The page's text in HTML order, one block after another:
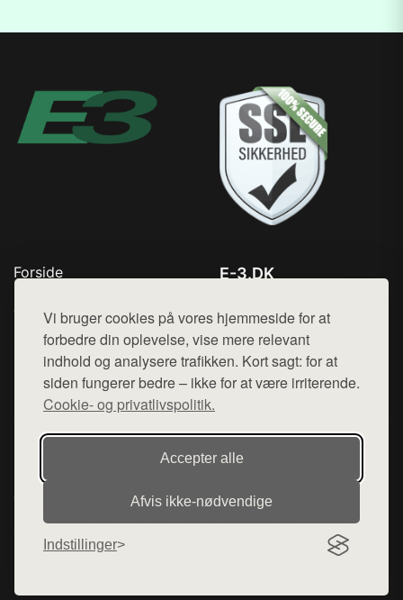
Vi bruger cookies på vores hjemmeside for at
forbedre din oplevelse, vise mere relevant
indhold og analysere trafikken. Kort sagt: for at
siden fungerer bedre – ikke for at være irriterende.
Cookie- og privatlivspolitik.
Accepter alle
Afvis ikke‑nødvendige
Indstillinger
Forside
Top Rabatter
Kontakt
E-3.DK
Mail: hej@want.dk
Cookie- og privatlivspolitik
Denne side er en del af want.dk, der udgiver en række
hjemmesider med præsentation af forskellige produkter fra
diverse webshops. Der sælges ikke varer fra denne side - vi
henviser til de shops, som sælger varen. Vi har heller ikke
varerne på lager.